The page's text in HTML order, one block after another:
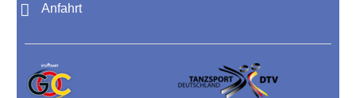
Anfahrt